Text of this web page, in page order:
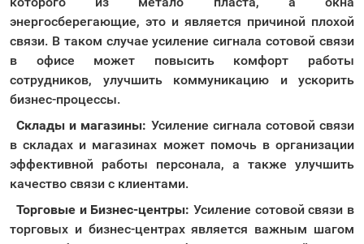
энергосберегающие, это и является причиной плохой
связи. В таком случае усиление сигнала сотовой связи
в офисе может повысить комфорт работы
сотрудников, улучшить коммуникацию и ускорить
бизнес-процессы.
Склады и магазины: Усиление сигнала сотовой связи
в складах и магазинах может помочь в организации
эффективной работы персонала, а также улучшить
качество связи с клиентами.
Торговые и Бизнес-центры: Усиление сотовой связи в
торговых и бизнес-центрах является важным шагом